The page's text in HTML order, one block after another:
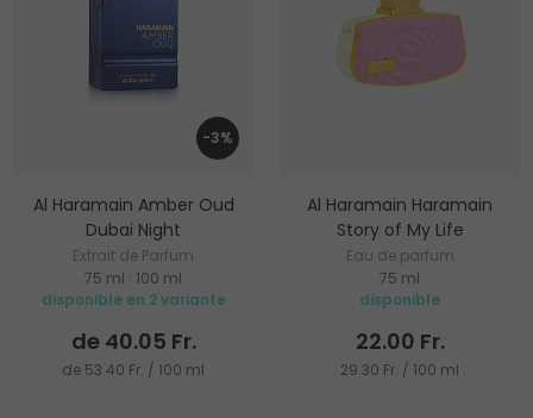
-3%
Al Haramain Amber Oud
Dubai Night
Extrait de Parfum
75 ml
100 ml
disponible en 2 variante
de 40.05 Fr.
de 53.40 Fr. / 100 ml
Al Haramain Haramain
Story of My Life
Eau de parfum
75 ml
disponible
22.00 Fr.
29.30 Fr. / 100 ml